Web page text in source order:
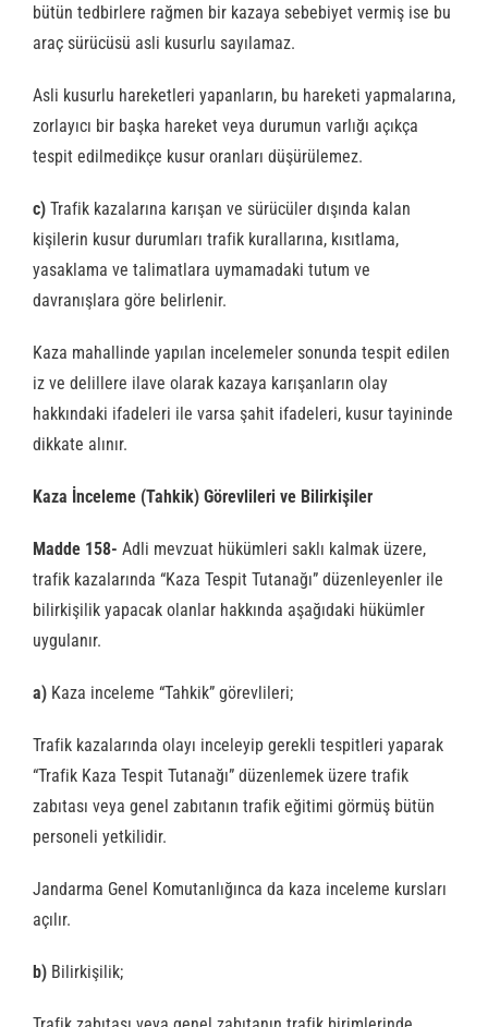
bütün tedbirlere rağmen bir kazaya sebebiyet vermiş ise bu
araç sürücüsü asli kusurlu sayılamaz.
Asli kusurlu hareketleri yapanların, bu hareketi yapmalarına,
zorlayıcı bir başka hareket veya durumun varlığı açıkça
tespit edilmedikçe kusur oranları düşürülemez.
c) Trafik kazalarına karışan ve sürücüler dışında kalan
kişilerin kusur durumları trafik kurallarına, kısıtlama,
yasaklama ve talimatlara uymamadaki tutum ve
davranışlara göre belirlenir.
Kaza mahallinde yapılan incelemeler sonunda tespit edilen
iz ve delillere ilave olarak kazaya karışanların olay
hakkındaki ifadeleri ile varsa şahit ifadeleri, kusur tayininde
dikkate alınır.
Kaza İnceleme (Tahkik) Görevlileri ve Bilirkişiler
Madde 158- Adli mevzuat hükümleri saklı kalmak üzere,
trafik kazalarında “Kaza Tespit Tutanağı” düzenleyenler ile
bilirkişilik yapacak olanlar hakkında aşağıdaki hükümler
uygulanır.
a) Kaza inceleme “Tahkik” görevlileri;
Trafik kazalarında olayı inceleyip gerekli tespitleri yaparak
“Trafik Kaza Tespit Tutanağı” düzenlemek üzere trafik
zabıtası veya genel zabıtanın trafik eğitimi görmüş bütün
personeli yetkilidir.
Jandarma Genel Komutanlığınca da kaza inceleme kursları
açılır.
b) Bilirkişilik;